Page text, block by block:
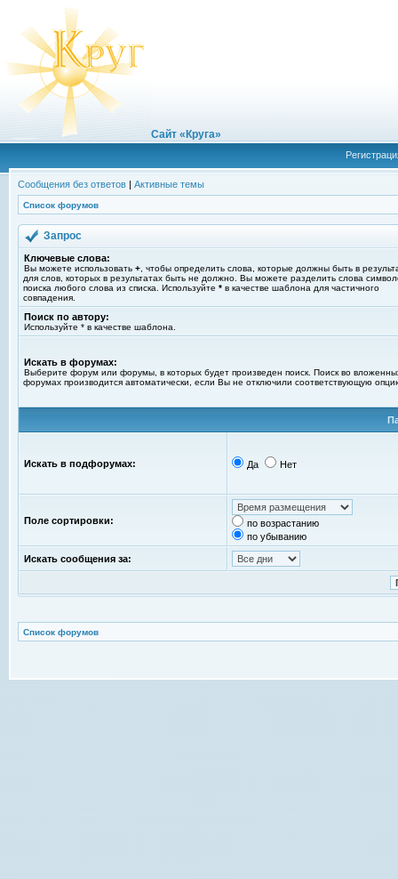
Сайт «Круга»
Сообщения без ответов | Активные темы
Список форумов
Запрос
Ключевые слова:
Вы можете использовать + , чтобы определить слова, которые должны быть в
для слов, которых в результатах быть не должно. Вы можете разделить слова
поиска любого слова из списка. Используйте * в качестве шаблона для частичного
совпадения.
Поиск по автору:
Используйте * в качестве шаблона.
Искать в форумах:
Выберите форум или форумы, в которых будет произведен поиск. Поиск во
форумах производится автоматически, если Вы не отключили соответствующую
Искать в подфорумах: Да Нет
Поле сортировки:
по возрастанию
по убыванию
Искать сообщения за:
Список форумов